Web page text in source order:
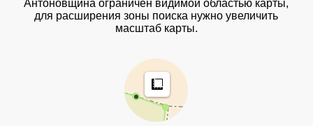
Антоновщина ограничен видимой областью карты,
для расширения зоны поиска нужно увеличить
масштаб карты.